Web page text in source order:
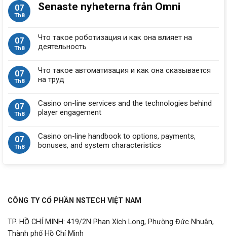
07
Th8
Senaste nyheterna från Omni
07
Th8
Что такое роботизация и как она влияет на
деятельность
07
Th8
Что такое автоматизация и как она сказывается
на труд
07
Th8
Casino on-line services and the technologies behind
player engagement
07
Th8
Casino on-line handbook to options, payments,
bonuses, and system characteristics
CÔNG TY CỔ PHẦN NSTECH VIỆT NAM
TP. HỒ CHÍ MINH: 419/2N Phan Xích Long, Phường Đức Nhuận,
Thành phố Hồ Chí Minh